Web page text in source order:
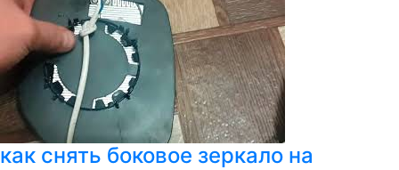
как снять боковое зеркало на